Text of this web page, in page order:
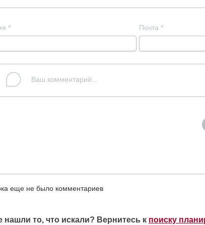
* Почта *
еще не было комментариев
нашли то, что искали? Вернитесь к поиску